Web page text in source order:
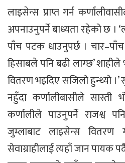
लाइसेन्स प्राप्त गर्न
अपनाउनुपर्ने बाध्यता रहेको छ ।
पाँच पटक धाउनुपर्छ ।
हिसाबले पनि बढी लाग्छ’
वितरण भइदिए सजिलो हुन्थ्यो
नहुँदा कर्णालीबासीले
कर्णालीले पाउनुपर्ने राजश्व
जुम्लाबाट लाइसेन्स वितरण
सेवाग्राहीलाई त्यहाँ जान पायक